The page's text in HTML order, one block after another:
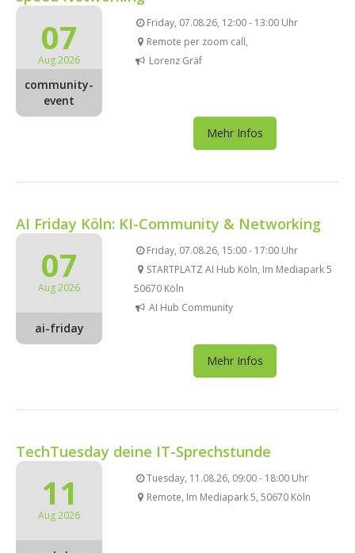
07
Aug 2026
community-
event
Friday, 07.08.26, 12:00 - 13:00 Uhr
Remote per zoom call,
Lorenz Gräf
Mehr Infos
AI Friday Köln: KI-Community & Networking
07
Aug 2026
ai-friday
Friday, 07.08.26, 15:00 - 17:00 Uhr
STARTPLATZ AI Hub Köln, Im Mediapark 5
50670 Köln
AI Hub Community
Mehr Infos
TechTuesday deine IT-Sprechstunde
11
Aug 2026
Tuesday, 11.08.26, 09:00 - 18:00 Uhr
Remote, Im Mediapark 5, 50670 Köln